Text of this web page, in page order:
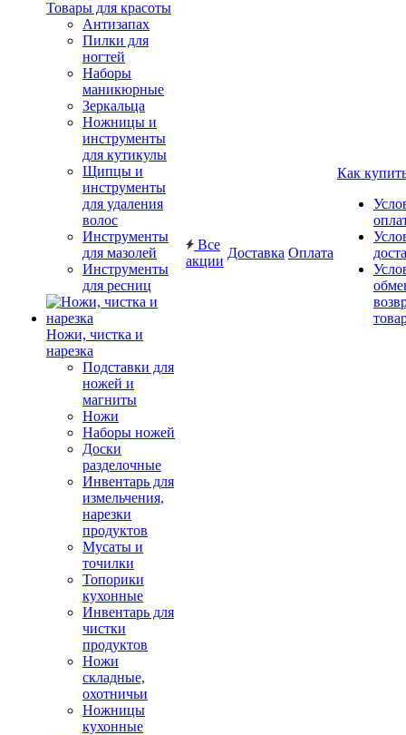
Товары для красоты
Антизапах
Пилки для
ногтей
Наборы
маникюрные
Зеркальца
Ножницы и
инструменты
для кутикулы
Щипцы и
инструменты
для удаления
волос
Инструменты
для мазолей
Инструменты
для ресниц
Ножи, чистка и
нарезка
Подставки для
ножей и
магниты
Ножи
Наборы ножей
Доски
разделочные
Инвентарь для
измельчения,
нарезки
продуктов
Мусаты и
точилки
Топорики
кухонные
Инвентарь для
чистки
продуктов
Ножи
складные,
охотничьи
Ножницы
кухонные
Все
акции
Доставка Оплата
Как